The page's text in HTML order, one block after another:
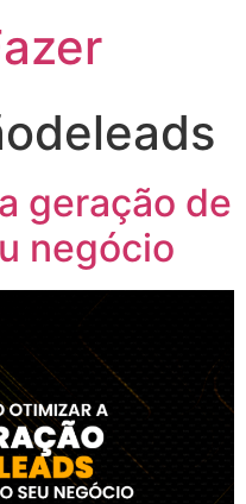
geração de
negócio